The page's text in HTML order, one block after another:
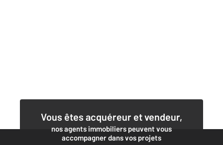
Vous êtes acquéreur et vendeur,
nos agents immobiliers peuvent vous
accompagner dans vos projets